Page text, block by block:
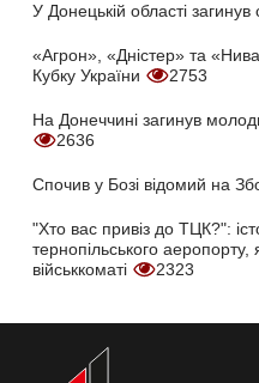
У Донецькій області
«Агрон», «Дністер» та
Кубку України
2753
На Донеччині загинув
2636
Спочив у Бозі відомий на
"Хто вас привіз до ТЦК?":
тернопільського
військкоматі
2323